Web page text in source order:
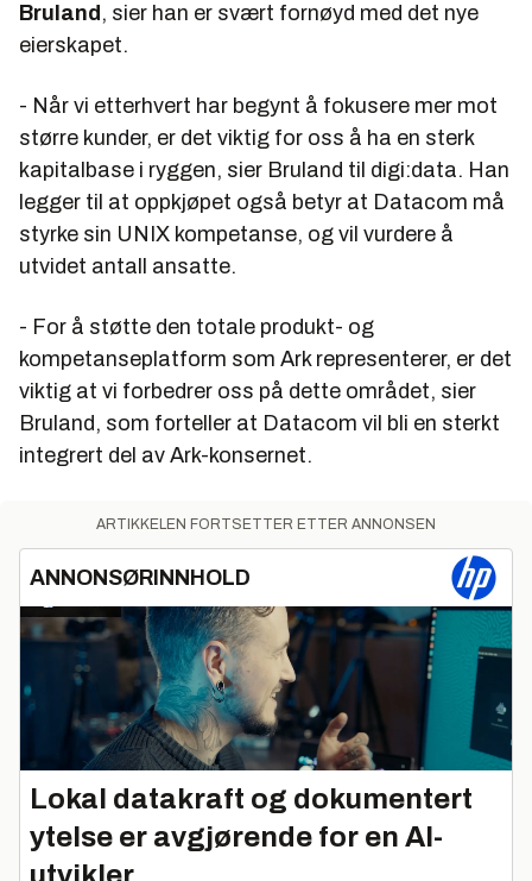
Bruland , sier han er svært fornøyd med det nye
eierskapet.
- Når vi etterhvert har begynt å fokusere mer mot
større kunder, er det viktig for oss å ha en sterk
kapitalbase i ryggen, sier Bruland til digi:data. Han
legger til at oppkjøpet også betyr at Datacom må
styrke sin UNIX kompetanse, og vil vurdere å
utvidet antall ansatte.
- For å støtte den totale produkt- og
kompetanseplatform som Ark representerer, er det
viktig at vi forbedrer oss på dette området, sier
Bruland, som forteller at Datacom vil bli en sterkt
integrert del av Ark-konsernet.
ARTIKKELEN FORTSETTER ETTER ANNONSEN
ANNONSØRINNHOLD
Lokal datakraft og dokumentert
ytelse er avgjørende for en AI-